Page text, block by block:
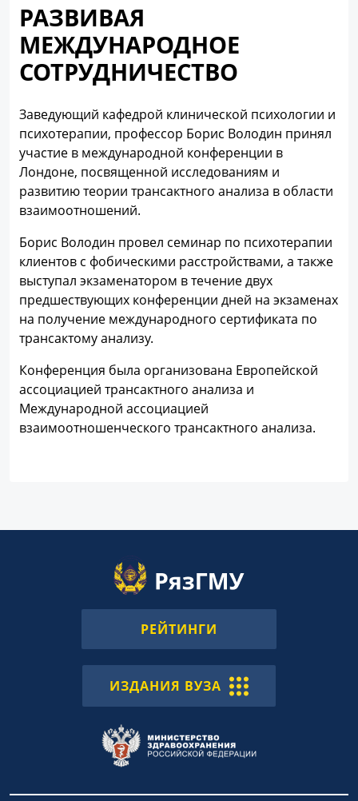
РАЗВИВАЯ
МЕЖДУНАРОДНОЕ
СОТРУДНИЧЕСТВО
Заведующий кафедрой клинической психологии и
психотерапии, профессор Борис Володин принял
участие в международной конференции в
Лондоне, посвященной исследованиям и
развитию теории трансактного анализа в области
взаимоотношений.
Борис Володин провел семинар по психотерапии
клиентов с фобическими расстройствами, а также
выступал экзаменатором в течение двух
предшествующих конференции дней на экзаменах
на получение международного сертификата по
трансактому анализу.
Конференция была организована Европейской
ассоциацией трансактного анализа и
Международной ассоциацией
взаимоотношенческого трансактного анализа.
РЕЙТИНГИ
ИЗДАНИЯ ВУЗА